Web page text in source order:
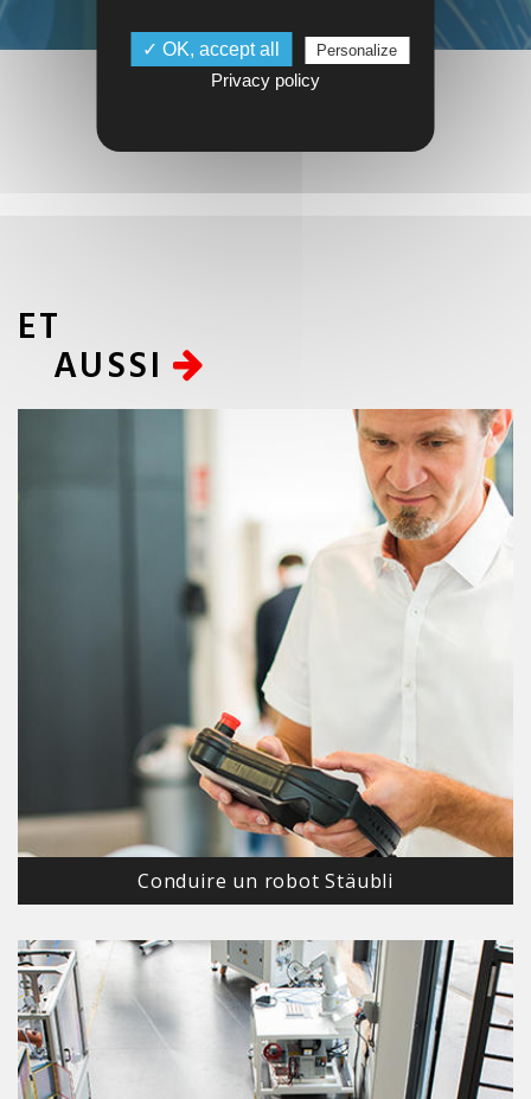
ET
AUSSI
Conduire un robot Stäubli
✓ OK, accept all Personalize
Privacy policy